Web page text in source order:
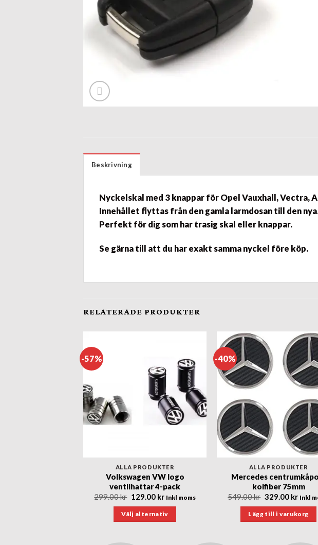
Beskrivning
Nyckelskal med 3 knappar för Opel Vauxhall, Vectra,
Innehållet flyttas från den gamla larmdosan till den
Perfekt för dig som har trasig skal eller knappar.
Se gärna till att du har exakt samma nyckel före köp.
RELATERADE PRODUKTER
-57%
ALLA PRODUKTER
Volkswagen VW logo
ventilhattar 4-pack
299.00kr Det
priset
var:
299.00 kr.
129.00 krDet
priset
är:
129.00 kr.
Inkl moms
Välj alternativ
-40%
ALLA PRODUKTER
Mercedes
kolfiber 75mm
549.00kr Det
priset
var:
549.00 kr.
329.00 krDet
är:
Inkl
Lägg till i varukorg